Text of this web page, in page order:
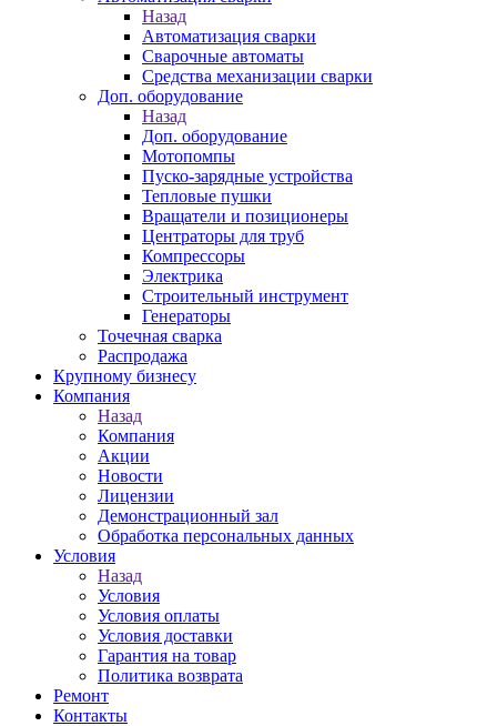
Назад
Автоматизация сварки
Сварочные автоматы
Средства механизации сварки
Доп. оборудование
Назад
Доп. оборудование
Мотопомпы
Пуско-зарядные устройства
Тепловые пушки
Вращатели и позиционеры
Центраторы для труб
Компрессоры
Электрика
Строительный инструмент
Генераторы
Точечная сварка
Распродажа
Крупному бизнесу
Компания
Назад
Компания
Акции
Новости
Лицензии
Демонстрационный зал
Обработка персональных данных
Условия
Назад
Условия
Условия оплаты
Условия доставки
Гарантия на товар
Политика возврата
Ремонт
Контакты